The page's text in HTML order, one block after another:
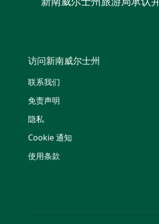
访问新南威尔士州
联系我们
免责声明
隐私
Cookie 通知
使用条款